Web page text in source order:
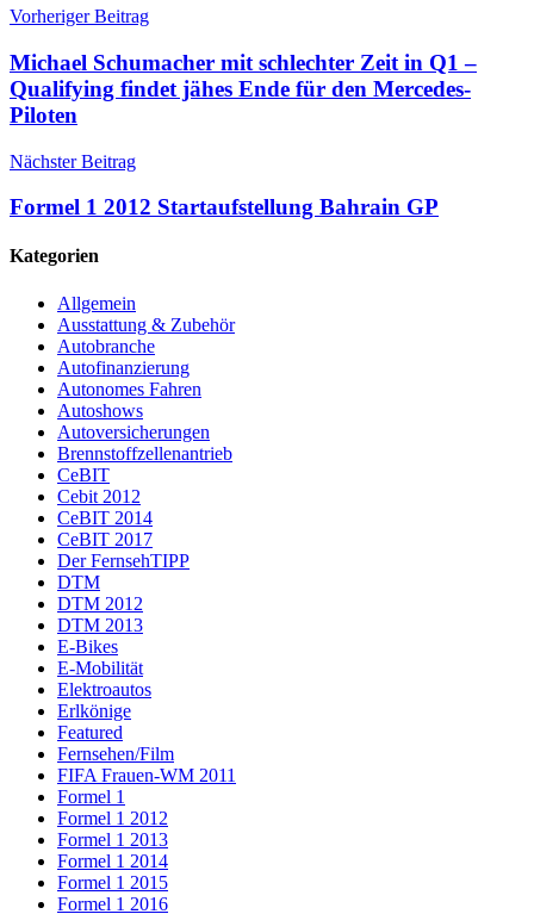
Vorheriger Beitrag
Michael Schumacher mit schlechter Zeit in Q1 –
Qualifying findet jähes Ende für den Mercedes-
Piloten
Nächster Beitrag
Formel 1 2012 Startaufstellung Bahrain GP
Kategorien
Allgemein
Ausstattung & Zubehör
Autobranche
Autofinanzierung
Autonomes Fahren
Autoshows
Autoversicherungen
Brennstoffzellenantrieb
CeBIT
Cebit 2012
CeBIT 2014
CeBIT 2017
Der FernsehTIPP
DTM
DTM 2012
DTM 2013
E-Bikes
E-Mobilität
Elektroautos
Erlkönige
Featured
Fernsehen/Film
FIFA Frauen-WM 2011
Formel 1
Formel 1 2012
Formel 1 2013
Formel 1 2014
Formel 1 2015
Formel 1 2016